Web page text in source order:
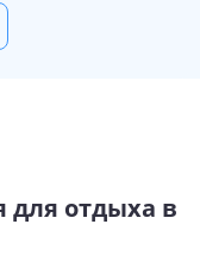
для отдыха в